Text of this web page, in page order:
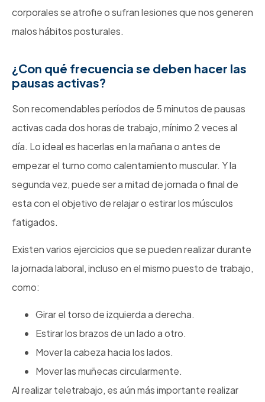
corporales se atrofie o sufran lesiones que nos generen
malos hábitos posturales.
¿Con qué frecuencia se deben hacer las
pausas activas?
Son recomendables períodos de 5 minutos de pausas
activas cada dos horas de trabajo, mínimo 2 veces al
día. Lo ideal es hacerlas en la mañana o antes de
empezar el turno como calentamiento muscular. Y la
segunda vez, puede ser a mitad de jornada o final de
esta con el objetivo de relajar o estirar los músculos
fatigados.
Existen varios ejercicios que se pueden realizar durante
la jornada laboral, incluso en el mismo puesto de trabajo,
como:
Girar el torso de izquierda a derecha.
Estirar los brazos de un lado a otro.
Mover la cabeza hacia los lados.
Mover las muñecas circularmente.
Al realizar teletrabajo, es aún más importante realizar